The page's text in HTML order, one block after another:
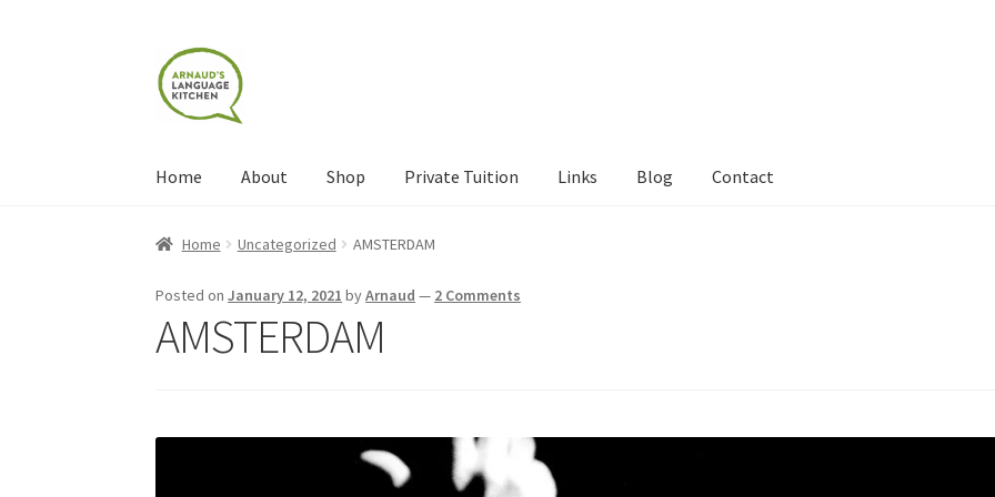
Skip
to
navigation
Skip
to
content
Home About Shop Private Tuition Links Blog Contact
Home About Blog Cart CheckoutContact
ShopTerms and Conditions CategoriesEvents Locations
Home Uncategorized AMSTERDAM
Posted onJanuary 12, 2021 byArnaud — 2 Comments
AMSTERDAM